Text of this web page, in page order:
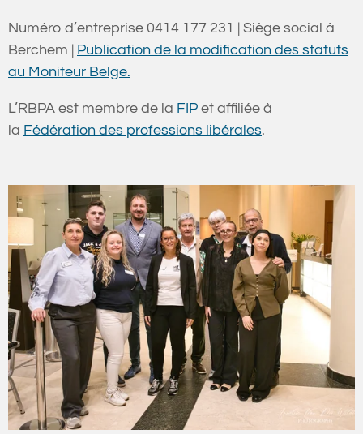
Numéro d’entreprise 0414 177 231 ​​​​‌‍​‍​‍‌‍‌​‍‌‍‍‌‌‍‌‌‍‍‌‌‍‍​‍​‍​‍‍​‍​‍‌​‌‍​‌‌‍‍‌‍‍‌‌‌​‌‍‌​‍‍‌‍‍‌‌‍​‍​‍​‍​​‍​‍‌‍‍​‌​‍‌‍‌‌‌‍‌‍​‍​‍​‍‍​‍​‍​‍‌​‌‌​‌‌‌‌‍‌​‌‍‍‌‌‍​‍‌‍‍‌‌‍‍‌‌​‌‍‌‌‌‍‍‌‌​​‍‌‍‌‌‌‍‌​‌‍‍‌‌‌​​‍‌‍‌‌‍‌‍‌​‌‍‌‌​‌‌​​‌​‍‌‍‌‌‌​‌‍‌‌‌‍‍‌‌​‌‍​‌‌‌​‌‍‍‌‌‍‌‍‍​‍‌‍‍‌‌‍‌​​‌​​​​​​​‌​​‌‌‍​‌‌‍‌‍‌‍‌​​‍​​‍‌​‌‌​​‌​‌​​‍​​‍‌​‌​​‌‌‍​‌‍​‌​‍‌​‍‌​‌​​‌‌​​‌​‍‌‌‍‌​​​‌​​‍​‌​‌‍‌​​​‍​‍​​​‌​‌‍‌‍​‍​​​‌‍‌‍​‍‌‌​‌‍‌‌​​‌‍‌‌​‌‌‍​‌‌‍​‍‌‍‌‌‌‌‌​‌​​‌‍​‌‌‍‌‌‍‌‌​‍‌​​‌‍​‌‌‌​‌‍‍​​‌‌‍​‌‌‍​‍‌‍‌‌‌‌‌​‌​​‌‍​‌‌‍‌‌‍‌‌‌​‍​‌‍‌‌‌​‍‌‍‌​‌‍‌‌‌‍​‌‌​‌‍‍‌‌‍‌‍‍​‍‍‌​‌‌‌‌‍​‍‌‌‌​‌‍‌‌‌‍​‌‌​​‍‌‌​‌‌‌​​‍‌‌‌‍‍‌‍‌‌‌‍‌​‍‌‌​​‌​‌​​‍‌‌​​‌​‌​​‍‌‌​​‍​​‍‌‍‍‌‍​​‍‌‌​​‍​​‍​‍‌‌​‌‌‌​‌​​‍‍‌‌‍‌‍​‌‌‍​‌‌‌‌‍‌‌​‍‌‌​‌‌‌​​‍‌‌‌‍‍‌‍‌‌‌‍‌​‍‌‌​​‌​‌​​‍‌‌​​‌​‌​​‍‌‌​​‍​​‍​‍‌‌‍‌‌​‌​​​‍​‍​‌‍‌​‌‍​‌​​‍​‌‌​‍‌​‌‌​‍‌​‍‌‌​​‍​​‍​‍‌‌​‌‌‌​‌​​‍‍‌‍​‌‍‍​‌‍‍‌‌‍​‌‍‌​‌​‍‌‍‌‌‌‍‍​‍‌‌​‌‌‌​​‍‌‌‌‍‍‌‍‌‌‌‍‌​‍‌‌​​‌​‌​​‍‌‌​​‌​‌​​‍‌‌​​‍​​‍​‌‍​​‍​‍‌​‍​‌‍​‍‌‍​‌‌‍‌‌​​​​​​​‌‌​​‍​‌​​‍‌‌​​‍​​‍​‍‌‌​‌‌‌​‌​​‍‍‌‌​‌‍‌‌‌‍​‌‌​​‌‍​‍‌‍​‌‌​‌‍‌‌‌‌‌‌‌​‍‌‍​​‌​‍‌‌​​‍‌​‌‍‌​‌‌​‌‌‌‌‍‌​‌‍‍‌‌‍​‍‌‍‌‍‍‌‌‍‌​​‌​​​​​​​‌​​‌‌‍​‌‌‍‌‍‌‍‌​​‍​​‍‌​‌‌​​‌​‌​​‍​​‍‌​‌​​‌‌‍​‌‍​‌​‍‌​‍‌​‌​​‌‌​​‌​‍‌‌‍‌​​​‌​​‍​‌​‌‍‌​​​‍​‍​​​‌​‌‍‌‍​‍​​​‌‍‌‍​‍‌‍‌‌​‌‍‌‌​​‌‍‌‌​‌‌‍​‌‌‍​‍‌‍‌‌‌‌‌​‌​​‌‍​‌‌‍‌‌‍‌‌​‍‌‍‌​​‌‍​‌‌‌​‌‍‍​​‌‌‍​‌‌‍​‍‌‍‌‌‌‌‌​‌​​‌‍​‌‌‍‌‌‍‌‌‌​‍​‌‍‌‌‌​‍‌‍‌​‌‍‌‌‌‍​‌‌​‌‍‍‌‌‍‌‍‍​‍‍‌​‌‌‌‌‍​‍‌‌‌​‌‍‌‌‌‍​‌‌​​‍‌‌​‌‌‌​​‍‌‌‌‍‍‌‍‌‌‌‍‌​‍‌‌​​‌​‌​​‍‌‌​​‌​‌​​‍‌‌​​‍​​‍‌‍‍‌‍​​‍‌‌​​‍​​‍​‍‌‌​‌‌‌​‌​​‍‍‌‌‍‌‍​‌‌‍​‌‌‌‌‍‌‌​‍‌‌​‌‌‌​​‍‌‌‌‍‍‌‍‌‌‌‍‌​‍‌‌​​‌​‌​​‍‌‌​​‌​‌​​‍‌‌​​‍​​‍​‍‌‌‍‌‌​‌​​​‍​‍​‌‍‌​‌‍​‌​​‍​‌‌​‍‌​‌‌​‍‌​‍‌‌​​‍​​‍​‍‌‌​‌‌‌​‌​​‍‍‌‍​‌‍‍​‌‍‍‌‌‍​‌‍‌​‌​‍‌‍‌‌‌‍‍​‍‌‌​‌‌‌​​‍‌‌‌‍‍‌‍‌‌‌‍‌​‍‌‌​​‌​‌​​‍‌‌​​‌​‌​​‍‌‌​​‍​​‍​‌‍​​‍​‍‌​‍​‌‍​‍‌‍​‌‌‍‌‌​​​​​​​‌‌​​‍​‌​​‍‌‌​​‍​​‍​‍‌‌​‌‌‌​‌​​‍‍‌‌​‌‍‌‌‌‍​‌‌​​‍​‍‌‌| Siège social à
Berchem | Publication de la modification des statuts
au Moniteur Belge‍‌‌‌.
L’RBPA est membre de la FIP et affiliée à
la Fédération des professions libérales.‌‌‍‌‌‍‌‌‌